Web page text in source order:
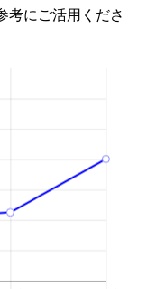
考にご活用くださ